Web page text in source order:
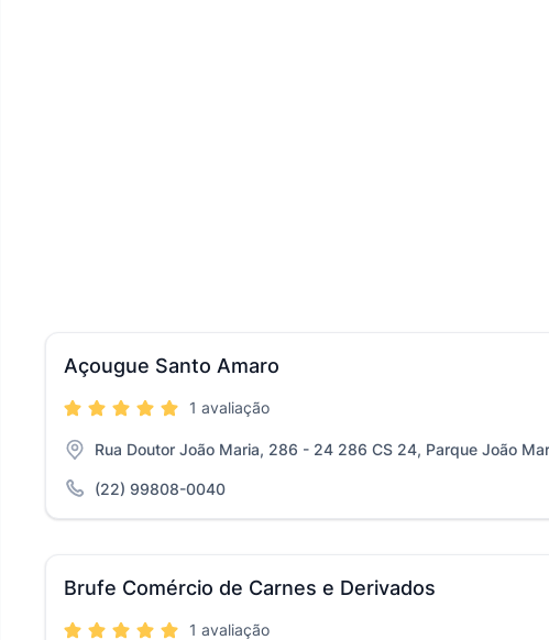
Açougue Santo Amaro
1 avaliação
Rua Doutor João Maria, 286 - 24 286 CS 24, Parque João
(22) 99808-0040
Brufe Comércio de Carnes e Derivados
1 avaliação